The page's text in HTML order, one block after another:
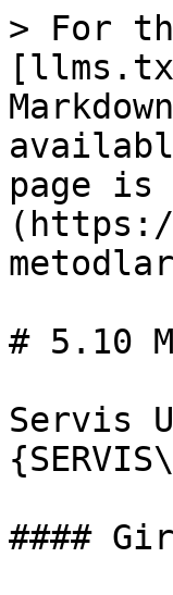
> For
page is
# 5.10
Servis
####